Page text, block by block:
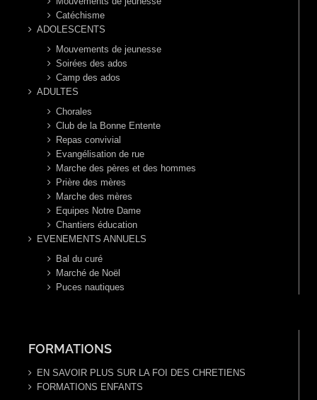
Catéchisme
ADOLESCENTS
Mouvements de jeunesse
Soirées des ados
Camp des ados
ADULTES
Chorales
Club de la Bonne Entente
Repas convivial
Evangélisation de rue
Marche des pères et des hommes
Prière des mères
Marche des mères
Equipes Notre Dame
Chantiers éducation
EVENEMENTS ANNUELS
Bal du curé
Marché de Noël
Puces nautiques
FORMATIONS
EN SAVOIR PLUS SUR LA FOI DES CHRETIENS
FORMATIONS ENFANTS